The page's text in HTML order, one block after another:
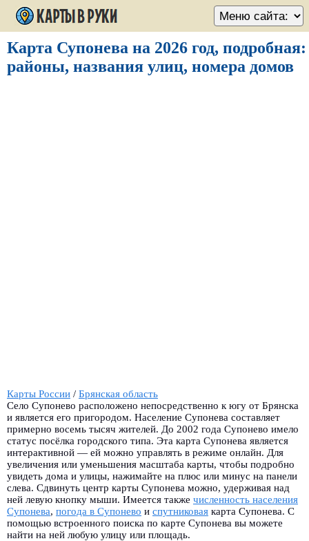
Карта Супонева на 2026 год, подробная:
районы, названия улиц, номера домов
Карты России / Брянская область
Село Супонево расположено непосредственно к югу от Брянска
и является его пригородом. Население Супонева составляет
примерно восемь тысяч жителей. До 2002 года Супонево имело
статус посёлка городского типа. Эта карта Супонева является
интерактивной — ей можно управлять в режиме онлайн. Для
увеличения или уменьшения масштаба карты, чтобы подробно
увидеть дома и улицы, нажимайте на плюс или минус на панели
слева. Сдвинуть центр карты Супонева можно, удерживая над
ней левую кнопку мыши. Имеется также численность населения
Супонева, погода в Супонево и спутниковая карта Супонева. С
помощью встроенного поиска по карте Супонева вы можете
найти на ней любую улицу или площадь.